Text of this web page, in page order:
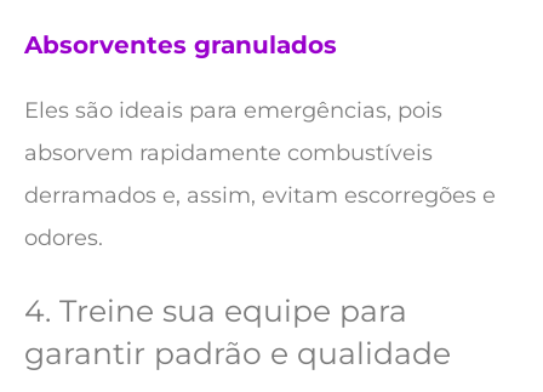
Absorventes granulados
Eles são ideais para emergências, pois
absorvem rapidamente combustíveis
derramados e, assim, evitam escorregões e
odores.
4. Treine sua equipe para
garantir padrão e qualidade